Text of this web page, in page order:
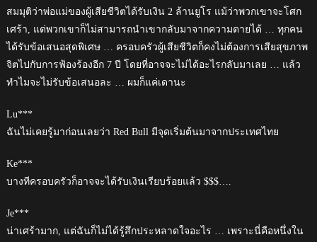
สมมุติว่าพ่อแม่ของผู้เสียชีวิตได้รับเงิน 2 ล้านยูโร แม้ว่าพวกเขาจะโศก
เศร้า, แต่พวกเขาก็ไม่สามารถนำเขากลับมาจากความตายได้ … ทุกคน
ได้รับข้อเสนอสุดพิเศษ … ครอบครัวผู้เสียชีวิตก็คงไม่ต้องการเสียสุขภาพ
จิตไปกับการฟ้องร้องอีก 7 ปี โดยที่อาจจะไม่ได้อะไรกลับมาเลย … แล้ว
ทำไมจะไม่รับข้อเสนอละ … ผมก็แค่เดานะ
Lu***
ฉันไม่เคยรู้มาก่อนเลยว่า Red Bull มีจุดเริ่มต้นมาจากประเทศไทย
Ke***
บางทีครอบครัวก็อาจจะได้รับเงินเรียบร้อยแล้ว $$$….
Je***
น่าเศร้ามาก, แต่ฉันก็ไม่ได้รู้สึกประหลาดใจอะไร … เพราะนี่คือหนึ่งใน